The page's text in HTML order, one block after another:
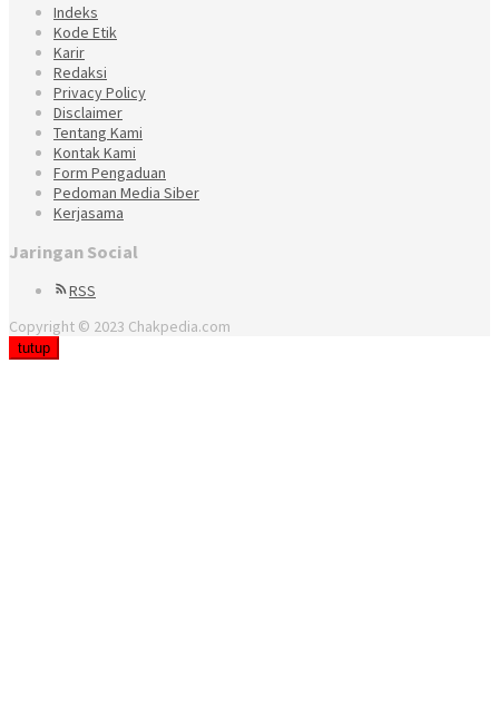
Indeks
Kode Etik
Karir
Redaksi
Privacy Policy
Disclaimer
Tentang Kami
Kontak Kami
Form Pengaduan
Pedoman Media Siber
Kerjasama
Jaringan Social
RSS
Copyright © 2023 Chakpedia.com
tutup